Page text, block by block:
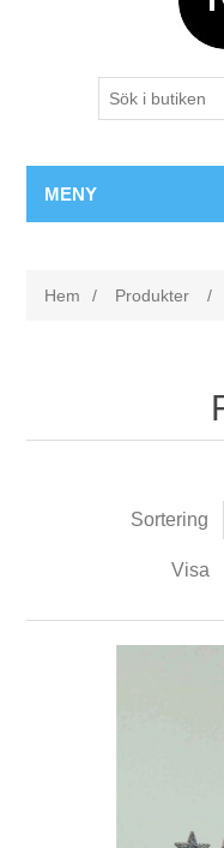
MENY
Hem / Produkter /
Sortering
Visa